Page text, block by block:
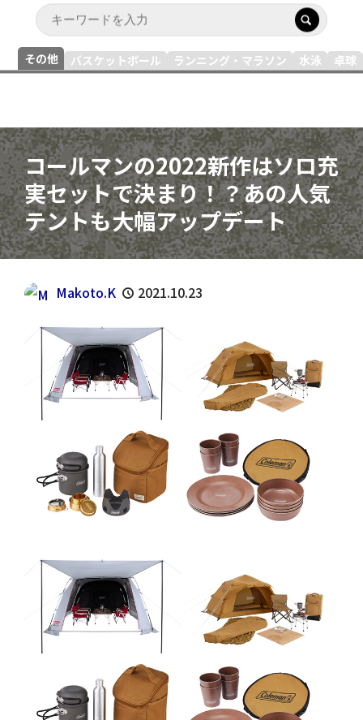
コールマンの2022新作はソロ充
実セットで決まり！？あの人気
テントも大幅アップデート
Makoto.K 2021.10.23